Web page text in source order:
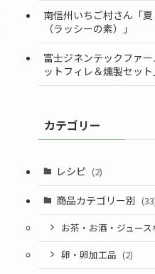
南信州いちご村さん「
（ラッシーの素）」
富士ジネンテックファ
ットフィレ＆燻製セッ
カテゴリー
レシピ (2)
商品カテゴリー別
お茶・お酒・ジュー
卵・卵加工品 (2)